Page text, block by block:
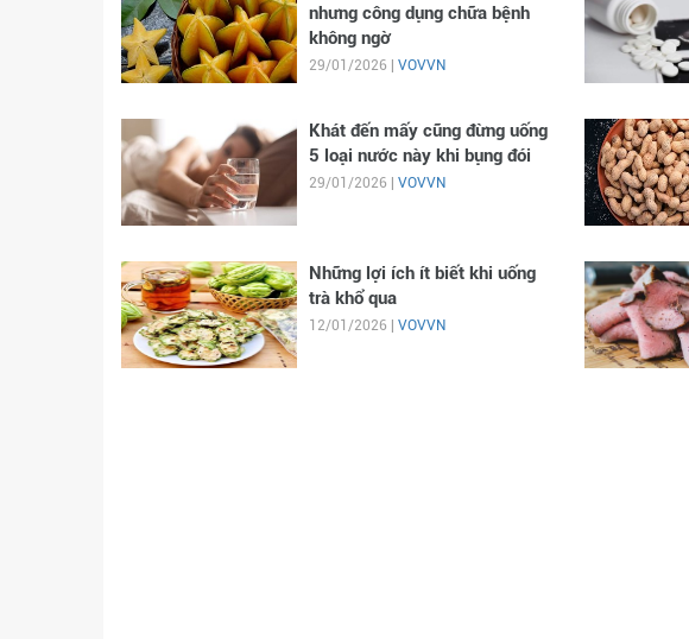
nhưng công dụng chữa bệnh
không ngờ
29/01/2026 | VOVVN
Khát đến mấy cũng đừng uống
5 loại nước này khi bụng đói
29/01/2026 | VOVVN
Những lợi ích ít biết khi uống
trà khổ qua
12/01/2026 | VOVVN